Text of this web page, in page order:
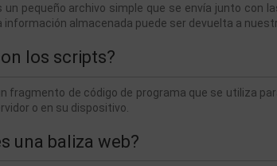
un pequeño archivo simple que se envía junto con
información almacenada puede ser devuelta a
los scripts?
fragmento de código de programa que se utiliza
o en su dispositivo.
una baliza web?